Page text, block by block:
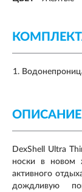
ОПИСАНИЕ
DexShell Ultra
носки в новом
активного
дождливую